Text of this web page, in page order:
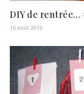
DIY de rentrée…
16 août 2016